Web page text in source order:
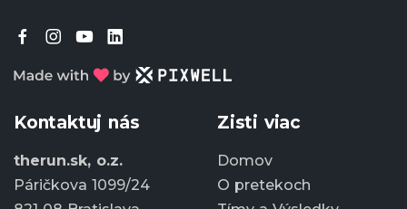
Kontaktuj nás
therun.sk, o.z.
Páričkova 1099/24
Zisti viac
Domov
O pretekoch